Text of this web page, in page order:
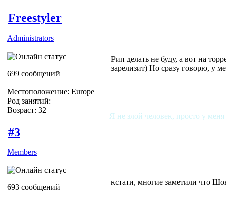
Freestyler
Administrators
699 сообщений
Местоположение: Europe
Род занятий:
Возраст: 32
Рип делать не буду, а вот на
зарелизит) Но сразу говорю, у
Я не злой человек, просто у
#3
Members
693 сообщений
кстати, многие заметили что